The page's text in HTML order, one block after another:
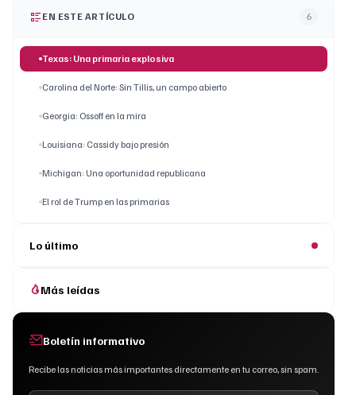
EN ESTE ARTÍCULO 6
Texas: Una primaria explosiva
Carolina del Norte: Sin Tillis, un campo abierto
Georgia: Ossoff en la mira
Louisiana: Cassidy bajo presión
Michigan: Una oportunidad republicana
El rol de Trump en las primarias
Lo último
Más leídas
Boletín informativo
Recibe las noticias más importantes directamente en tu correo, sin spam.